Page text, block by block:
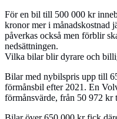
För en bil till 500 000 kr
kronor mer i månadskostnad
påverkas också men förblir
nedsättningen.
Vilka bilar blir dyrare och
Bilar med nybilspris upp till
förmånsbil efter 2021. En
förmånsvärde, från 50 972